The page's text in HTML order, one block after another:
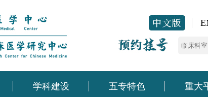
学科建设 五专特色 重大